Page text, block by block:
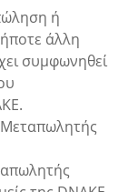
ή
άλλη
συμφωνηθεί